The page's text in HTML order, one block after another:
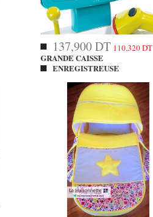
137,900 DT 110,320 DT
GRANDE CAISSE
ENREGISTREUSE